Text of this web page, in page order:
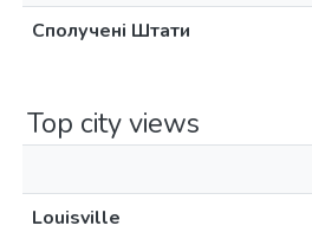
Сполучені Штати
Top city views
Louisville